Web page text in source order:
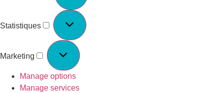
Statistiques
Marketing
Manage options
Manage services